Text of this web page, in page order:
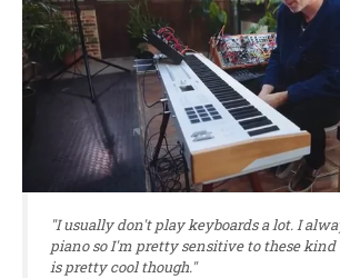
"I usually don't play keyboards a lot. I
piano so I'm pretty sensitive to these
is pretty cool though."